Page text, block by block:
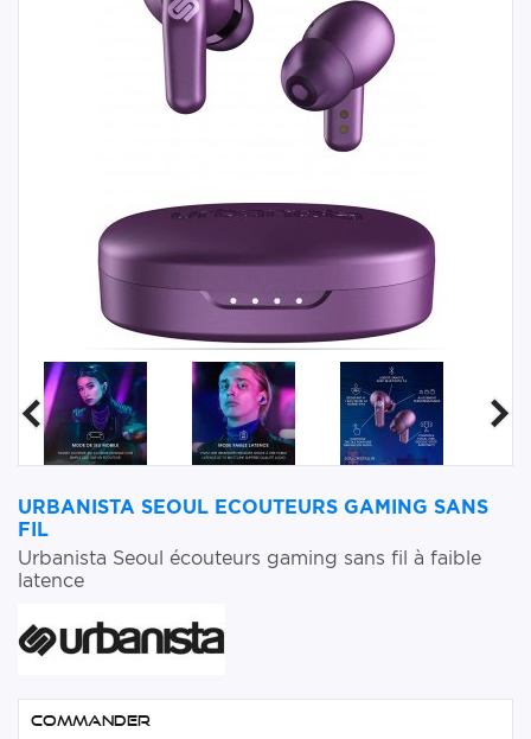
URBANISTA SEOUL ECOUTEURS GAMING SANS
FIL
Urbanista Seoul écouteurs gaming sans fil à faible
latence
Commander